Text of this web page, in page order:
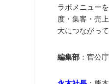
ラボメニュー
度・集客・売
大につながっ
編集部 ：官公